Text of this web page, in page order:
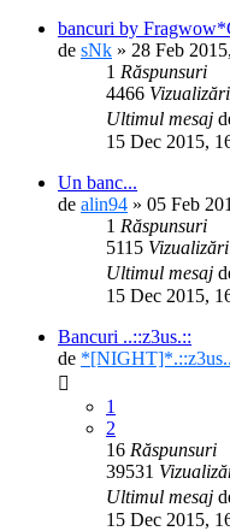
bancuri by
de sNk » 28 Feb
1 Răspunsuri
4466 Vizualizări
Ultimul mesaj
15 Dec 2015,
Un banc...
de alin94 » 05 Feb
1 Răspunsuri
5115 Vizualizări
Ultimul mesaj
15 Dec 2015,
Bancuri ..::z3us.::
de
1
2
16 Răspunsuri
39531
Ultimul mesaj
15 Dec 2015,